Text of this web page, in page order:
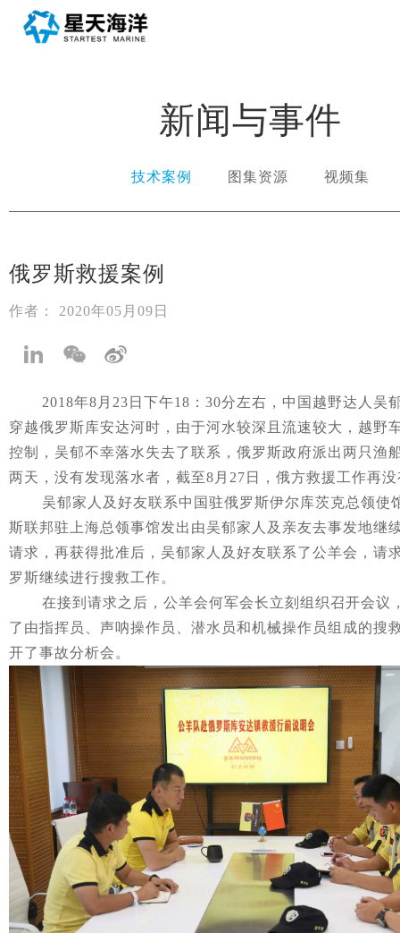
新闻与事件
技术案例 图集资源 视频集
俄罗斯救援案例
作者： 2020年05月09日
2018年8 月 23 日下午18 ：30分左右，中国越野达人吴
穿越俄罗斯库安达河时，由于河水较深且流速较大，越野
控制，吴郁不幸落水失去了联系，俄罗斯政府派出两只渔
两天，没有发现落水者，截至8 月 27 日，俄方救援工作再
吴郁家人及好友联系中国驻俄罗斯伊尔库茨克总领使
斯联邦驻上海总领事馆发出由吴郁家人及亲友去事发地继
请求，再获得批准后，吴郁家人及好友联系了公羊会，请
罗斯继续进行搜救工作。
在接到请求之后，公羊会何军会长立刻组织召开会议
了由指挥员、声呐操作员、潜水员和机械操作员组成的搜
开了事故分析会。